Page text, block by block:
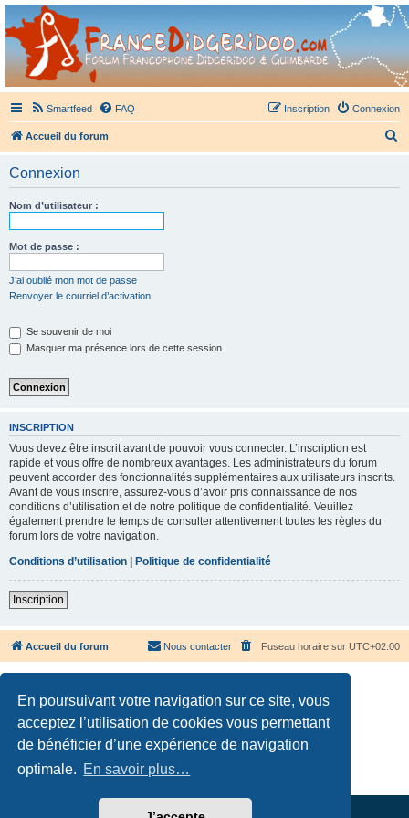
En poursuivant votre navigation sur ce site, vous
acceptez l’utilisation de cookies vous permettant
de bénéficier d’une expérience de navigation
optimale. En savoir plus…
France Didgeridoo
Didgeridoo et Guimbarde sur France Didgeridoo - retrouvez la communauté.
Smartfeed FAQ Connexion
Inscription
Accueil du forum
Connexion
Nom d’utilisateur :
Mot de passe :
J’ai oublié mon mot de passe
Renvoyer le courriel d’activation
Se souvenir de moi
Masquer ma présence lors de cette session
INSCRIPTION
Vous devez être inscrit avant de pouvoir vous connecter. L’inscription est
rapide et vous offre de nombreux avantages. Les administrateurs du forum
peuvent accorder des fonctionnalités supplémentaires aux utilisateurs inscrits.
Avant de vous inscrire, assurez-vous d’avoir pris connaissance de nos
conditions d’utilisation et de notre politique de confidentialité. Veuillez
également prendre le temps de consulter attentivement toutes les règles du
forum lors de votre navigation.
Conditions d’utilisation
Politique de confidentialité
Inscription
Accueil du forum Fuseau horaire sur UTC+02:00
Nous contacter
Développé parphpBB® Forum Software © phpBB Limited
Confidentialité